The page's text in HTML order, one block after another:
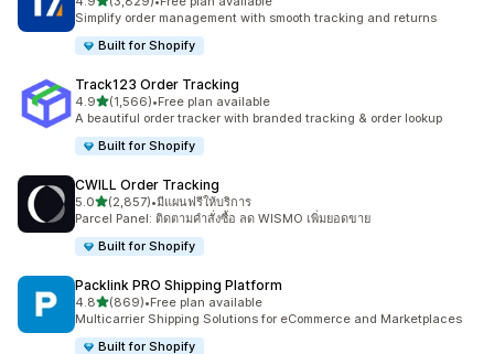
ทั้งหมด 3829 รีวิว
Simplify order management with smooth tracking and returns
Built for Shopify
Track123 Order Tracking
4.9เต็ม 5 ดาว
(1,566)
ทั้งหมด 1566 รีวิว
•Free plan available
A beautiful order tracker with branded tracking & order lookup
Built for Shopify
CWILL Order Tracking
5.0เต็ม 5 ดาว
(2,857)
ทั้งหมด 2857 รีวิว
•มีแผนฟรีให้บริการ
Parcel Panel: ติดตามคำสั่งซื้อ ลด WISMO เพิ่มยอดขาย
Built for Shopify
Packlink PRO Shipping Platform
4.8เต็ม 5 ดาว
(869)
ทั้งหมด 869 รีวิว
•Free plan available
Multicarrier Shipping Solutions for eCommerce and Marketplaces
Built for Shopify